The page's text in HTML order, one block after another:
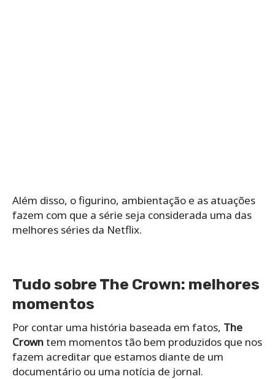
Além disso, o figurino, ambientação e as atuações
fazem com que a série seja considerada uma das
melhores séries da Netflix.
Tudo sobre The Crown: melhores
momentos
Por contar uma história baseada em fatos, The
Crowntem momentos tão bem produzidos que nos
fazem acreditar que estamos diante de um
documentário ou uma notícia de jornal.